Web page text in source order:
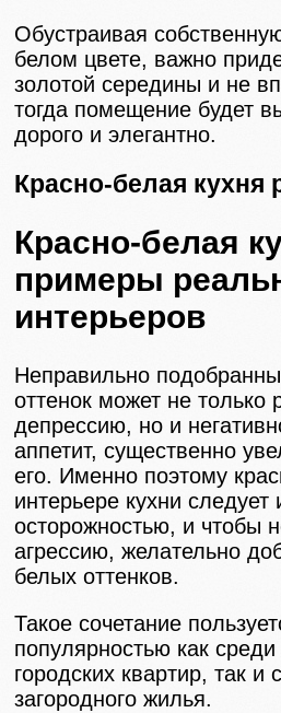
Обустраивая
белом цвете, важно
золотой середины и не
тогда помещение будет
дорого и элегантно.
Красно-белая
Красно-белая
примеры
интерьеров
Неправильно
оттенок может не только
депрессию, но и
аппетит, существенно
его. Именно поэтому
интерьере кухни следует
осторожностью, и чтобы
агрессию, желательно
белых оттенков.
Такое сочетание
популярностью как
городских квартир, так и
загородного жилья.